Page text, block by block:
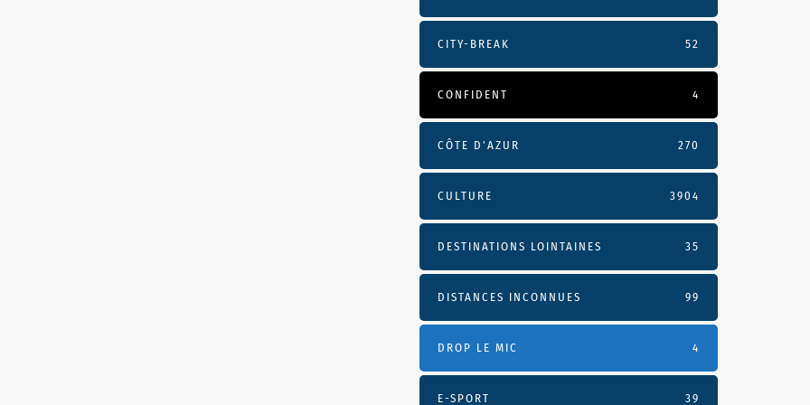
CITY-BREAK 52
CONFIDENT 4
CÔTE D’AZUR 270
CULTURE 3904
DESTINATIONS LOINTAINES 35
DISTANCES INCONNUES 99
DROP LE MIC 4
E-SPORT 39